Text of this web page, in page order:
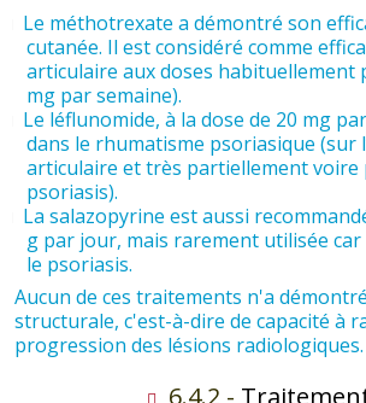
Le méthotrexate a démontré son
cutanée. Il est considéré comme
articulaire aux doses habituellement
mg par semaine).
Le léflunomide, à la dose de 20 mg
dans le rhumatisme psoriasique (sur
articulaire et très partiellement voire
psoriasis).
La salazopyrine est aussi
g par jour, mais rarement utilisée
le psoriasis.
Aucun de ces traitements n'a
structurale, c'est-à-dire de capacité à
progression des lésions radiologiques.
6.4.2 -